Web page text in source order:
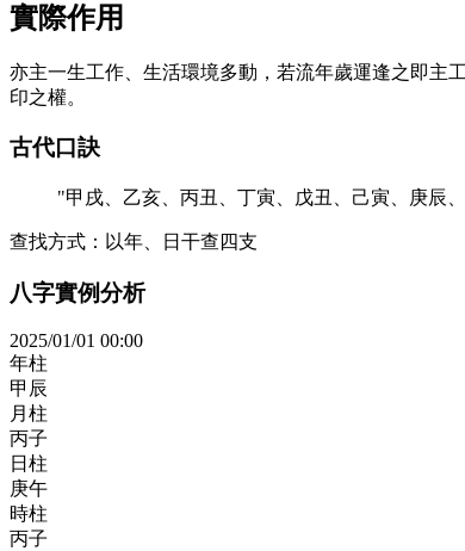
實際作用
亦主一生工作、生活環境多動，若流年歲運逢之即主
印之權。
古代口訣
"甲戌、乙亥、丙丑、丁寅、戊丑、己寅、庚辰
查找方式： 以年、日干查四支
八字實例分析
2025/01/01 00:00
年柱
甲辰
月柱
丙子
日柱
庚午
時柱
丙子